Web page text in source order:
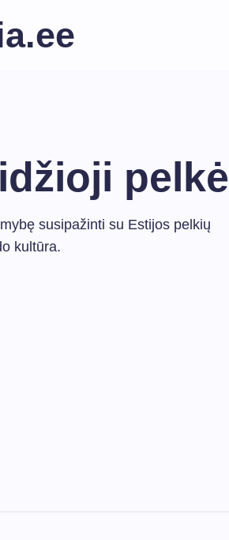
pelkė
susipažinti su Estijos pelkių
kultūra.